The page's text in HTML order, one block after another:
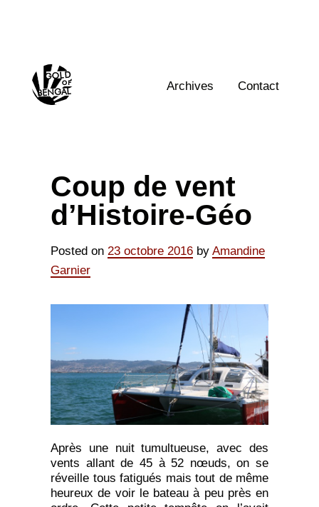
Archives
Contact
Coup de vent
d’Histoire-Géo
Posted on 23 octobre 2016 by Amandine
Garnier
Après une nuit tumultueuse, avec des
vents allant de 45 à 52 nœuds, on se
réveille tous fatigués mais tout de même
heureux de voir le bateau à peu près en